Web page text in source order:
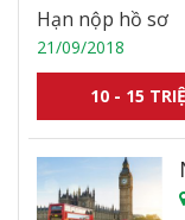
Hạn nộp hồ sơ
21/09/2018
10 - 15